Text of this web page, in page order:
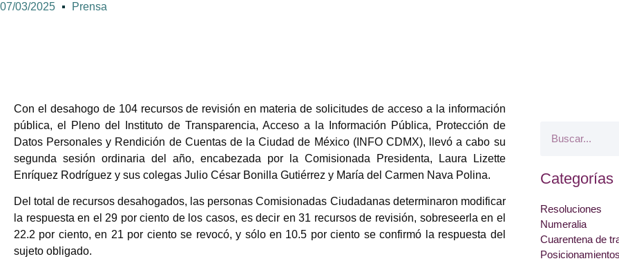
07/03/2025 Prensa
Con el desahogo de 104 recursos de revisión en materia de solicitudes de acceso a la información
pública, el Pleno del Instituto de Transparencia, Acceso a la Información Pública, Protección de
Datos Personales y Rendición de Cuentas de la Ciudad de México (INFO CDMX), llevó a cabo su
segunda sesión ordinaria del año, encabezada por la Comisionada Presidenta, Laura Lizette
Enríquez Rodríguez y sus colegas Julio César Bonilla Gutiérrez y María del Carmen Nava Polina.
Del total de recursos desahogados, las personas Comisionadas Ciudadanas determinaron modificar
la respuesta en el 29 por ciento de los casos, es decir en 31 recursos de revisión, sobreseerla en el
22.2 por ciento, en 21 por ciento se revocó, y sólo en 10.5 por ciento se confirmó la respuesta del
sujeto obligado.
Categorías
Resoluciones
Numeralia
Cuarentena de
Posicionamientos